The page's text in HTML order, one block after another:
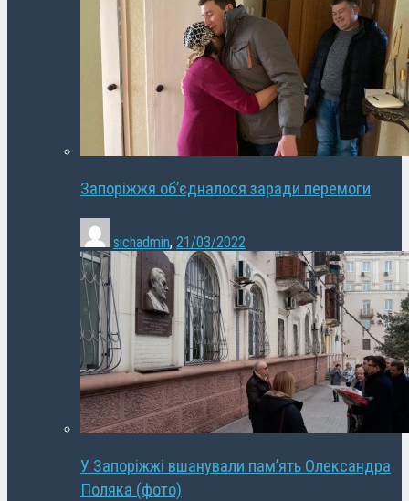
Запоріжжя об’єдналося заради перемоги
sichadmin, 21/03/2022
У Запоріжжі вшанували пам’ять Олександра
Поляка (фото)